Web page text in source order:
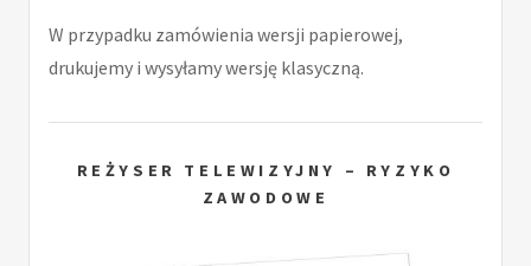
W przypadku zamówienia wersji papierowej,
drukujemy i wysyłamy wersję klasyczną.
REŻYSER TELEWIZYJNY – RYZYKO
ZAWODOWE